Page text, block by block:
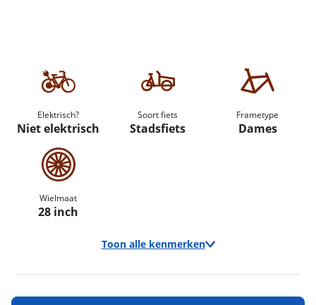
Elektrisch?
Niet elektrisch
Soort fiets
Stadsfiets
Frametype
Dames
Wielmaat
28 inch
Toon alle kenmerken